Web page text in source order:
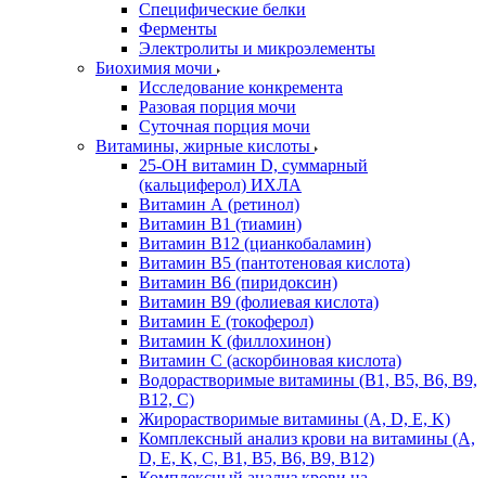
Специфические белки
Ферменты
Электролиты и микроэлементы
Биохимия мочи
Исследование конкремента
Разовая порция мочи
Суточная порция мочи
Витамины, жирные кислоты
25-OH витамин D, суммарный
(кальциферол) ИХЛА
Витамин А (ретинол)
Витамин В1 (тиамин)
Витамин В12 (цианкобаламин)
Витамин В5 (пантотеновая кислота)
Витамин В6 (пиридоксин)
Витамин В9 (фолиевая кислота)
Витамин Е (токоферол)
Витамин К (филлохинон)
Витамин С (аскорбиновая кислота)
Водорастворимые витамины (B1, B5, B6, В9,
В12, С)
Жирорастворимые витамины (A, D, E, K)
Комплексный анализ крови на витамины (A,
D, E, K, C, B1, B5, B6, В9, B12)